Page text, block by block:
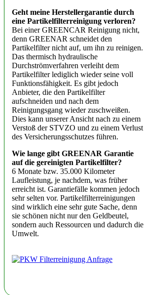
Geht meine Herstellergarantie durch
eine Partikelfilterreinigung verloren?
Bei einer GREENCAR Reinigung nicht,
denn GREENAR schneidet den
Partikelfilter nicht auf, um ihn zu reinigen.
Das thermisch hydraulische
Durchströmverfahren verleiht dem
Partikelfilter lediglich wieder seine voll
Funktionsfähigkeit. Es gibt jedoch
Anbieter, die den Partikelfilter
aufschneiden und nach dem
Reinigungsgang wieder zuschweißen.
Dies kann unserer Ansicht nach zu einem
Verstoß der STVZO und zu einem Verlust
des Versicherungsschutzes führen.
Wie lange gibt GREENAR Garantie
auf die gereinigten Partikelfilter?
6 Monate bzw. 35.000 Kilometer
Laufleistung, je nachdem, was früher
erreicht ist. Garantiefälle kommen jedoch
sehr selten vor. Partikelfilterreinigungen
sind wirklich eine sehr gute Sache, denn
sie schönen nicht nur den Geldbeutel,
sondern auch Ressourcen und dadurch die
Umwelt.